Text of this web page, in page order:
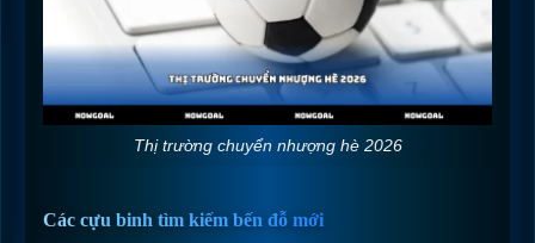
Thị trường chuyển nhượng hè 2026
Các cựu binh tìm kiếm bến đỗ mới